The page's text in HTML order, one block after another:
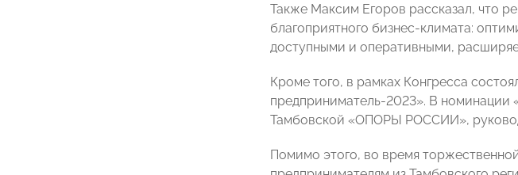
Также Максим Егоров рассказал, что
благоприятного бизнес-климата:
доступными и оперативными,
Кроме того, в рамках Конгресса
предприниматель-2023». В номинации
Тамбовской «ОПОРЫ РОССИИ»,
Помимо этого, во время